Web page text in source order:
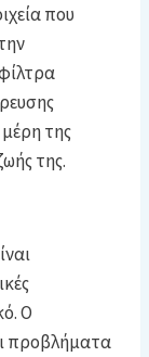
που
της
της.
Ο
προβλήματα